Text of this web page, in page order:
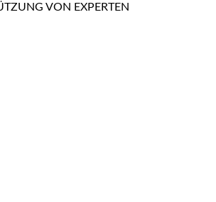
VON EXPERTEN